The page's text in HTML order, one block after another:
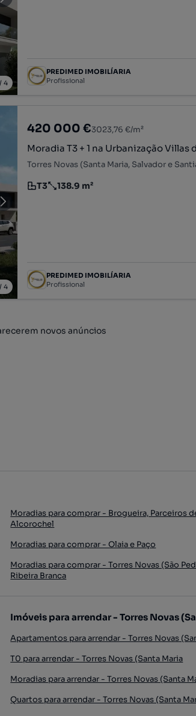
4
PREDIMED IMOBILÍARIA
Profissional
4
420 000 €3023,76 €/m²
Moradia T3 + 1 na Urbanização Villas
Torres Novas (Santa Maria, Salvador e
Tipologia
T3
Preço por metro quadrado
138.9 m²
PREDIMED IMOBILÍARIA
Profissional
novos anúncios
Moradias para comprar - Brogueira, Parceiros
Alcorochel
Moradias para comprar - Olaia e Paço
Moradias para comprar - Torres Novas (São
Ribeira Branca
Imóveis para arrendar - Torres Novas
Apartamentos para arrendar - Torres Novas
T0 para arrendar - Torres Novas (Santa Maria
Moradias para arrendar - Torres Novas (Santa
Quartos para arrendar - Torres Novas (Santa